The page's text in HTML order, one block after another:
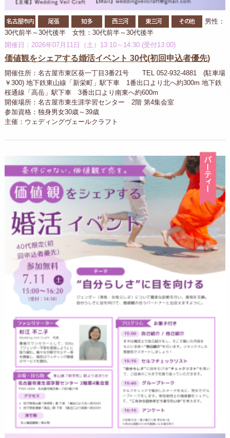
名古屋市内 尾張 知多 西三河 東三河 その他
男性：
30代前半～30代後半 女性：30代前半～30代後半
開催日：2026年07月11日（土）13:10～14:30 (受付13:00)
価値観をシェアする婚活イベント 30代(初回申込者優先)
開催住所：名古屋市東区葵一丁目3番21号 TEL 052-932-4881 (駐車場
￥300) 地下鉄東山線「新栄町」駅下車 1番出口より北へ約300m 地下鉄
桜通線「高岳」駅下車 3番出口より南東へ約600m
開催場所：名古屋市東生涯学習センター 2階 第4集会室
参加資格：独身男女30歳～39歳
主催：ウェディングヴェールクラフト
パ